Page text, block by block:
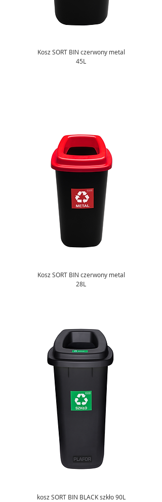
Kosz SORT BIN czerwony metal
45L
Kosz SORT BIN czerwony metal
28L
kosz SORT BIN BLACK szkło 90L